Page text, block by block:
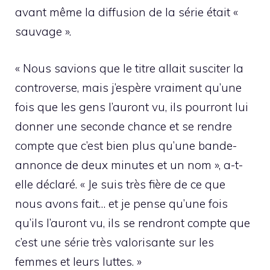
avant même la diffusion de la série était «
sauvage ».
« Nous savions que le titre allait susciter la
controverse, mais j’espère vraiment qu’une
fois que les gens l’auront vu, ils pourront lui
donner une seconde chance et se rendre
compte que c’est bien plus qu’une bande-
annonce de deux minutes et un nom », a-t-
elle déclaré. « Je suis très fière de ce que
nous avons fait… et je pense qu’une fois
qu’ils l’auront vu, ils se rendront compte que
c’est une série très valorisante sur les
femmes et leurs luttes. »